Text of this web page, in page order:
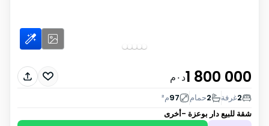
1 800 000د٠م
2غرفة 2حمام 97م²
شقة للبيعدار بوعزة -أخرى